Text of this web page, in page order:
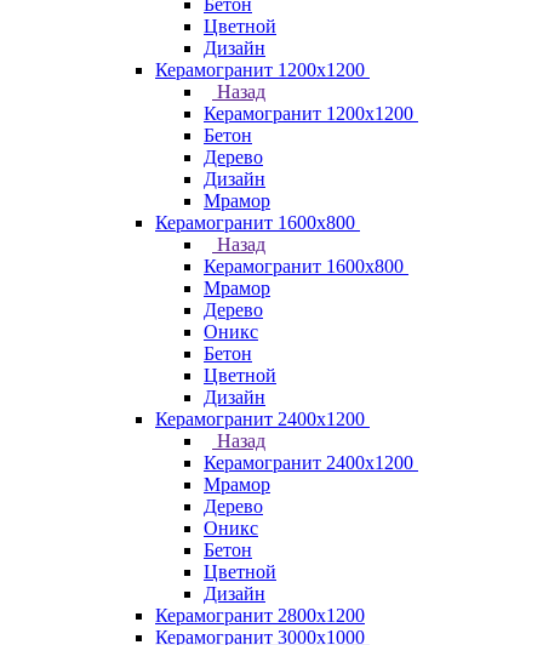
Бетон
Цветной
Дизайн
Керамогранит 1200x1200
Назад
Керамогранит 1200x1200
Бетон
Дерево
Дизайн
Мрамор
Керамогранит 1600х800
Назад
Керамогранит 1600х800
Мрамор
Дерево
Оникс
Бетон
Цветной
Дизайн
Керамогранит 2400х1200
Назад
Керамогранит 2400х1200
Мрамор
Дерево
Оникс
Бетон
Цветной
Дизайн
Керамогранит 2800x1200
Керамогранит 3000х1000